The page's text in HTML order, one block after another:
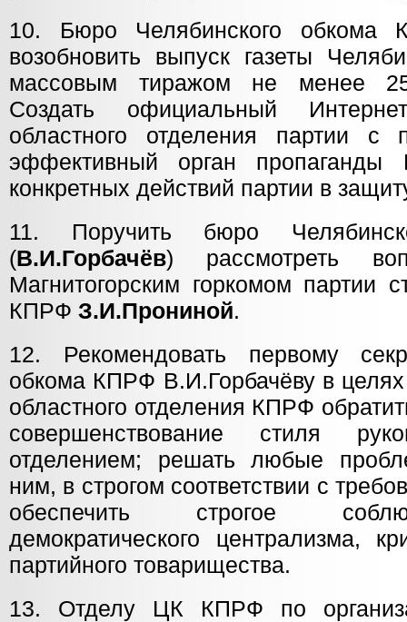
10. Бюро Челябинского обкома
возобновить выпуск газеты
массовым тиражом не менее
Создать официальный
областного отделения партии с
эффективный орган
конкретных действий партии в
11. Поручить бюро
(В.И.Горбачёв) рассмотреть
Магнитогорским горкомом партии
КПРФ З.И.Прониной.
12. Рекомендовать первому
обкома КПРФ В.И.Горбачёву в целях
областного отделения КПРФ
совершенствование стиля
отделением; решать любые
ним, в строгом соответствии с
обеспечить строгое
демократического централизма,
партийного товарищества.
13. Отделу ЦК КПРФ по